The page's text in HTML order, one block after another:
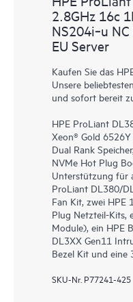
2.8GHz 16c
NS204i‑u
EU Server
Kaufen Sie das
Unsere
und sofort bereit
HPE ProLiant
Xeon® Gold
Dual Rank
NVMe Hot Plug
Unterstützung für
ProLiant DL380/
Fan Kit, zwei HPE
Plug Netzteil-Kits,
Module), ein HPE
DL3XX Gen11
Bezel Kit und eine
SKU-Nr. P77241-425